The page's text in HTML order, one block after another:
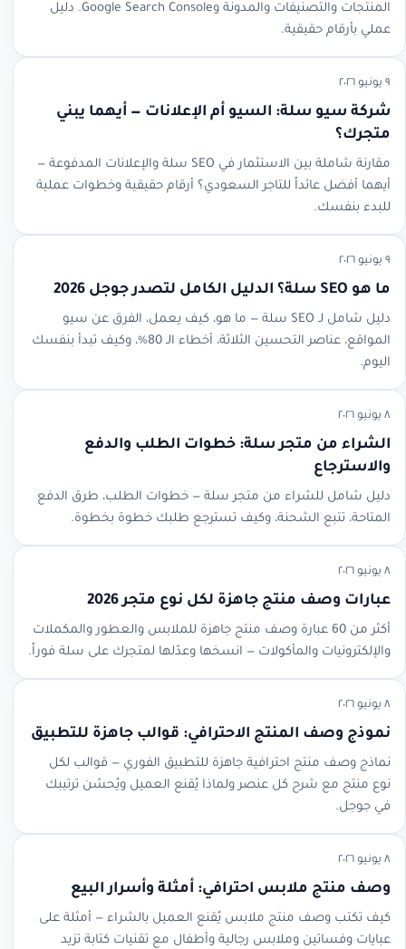
المنتجات والتصنيفات والمدونة وGoogle Search Console. دليل
عملي بأرقام حقيقية.
٩ يونيو ٢٠٢٦
شركة سيو سلة: السيو أم الإعلانات — أيهما يبني
متجرك؟
مقارنة شاملة بين الاستثمار في SEO سلة والإعلانات المدفوعة —
أيهما أفضل عائداً للتاجر السعودي؟ أرقام حقيقية وخطوات عملية
للبدء بنفسك.
٩ يونيو ٢٠٢٦
ما هو SEO سلة؟ الدليل الكامل لتصدر جوجل 2026
دليل شامل لـ SEO سلة — ما هو، كيف يعمل، الفرق عن سيو
المواقع، عناصر التحسين الثلاثة، أخطاء الـ 80%، وكيف تبدأ بنفسك
اليوم.
٨ يونيو ٢٠٢٦
الشراء من متجر سلة: خطوات الطلب والدفع
والاسترجاع
دليل شامل للشراء من متجر سلة — خطوات الطلب، طرق الدفع
المتاحة، تتبع الشحنة، وكيف تسترجع طلبك خطوة بخطوة.
٨ يونيو ٢٠٢٦
عبارات وصف منتج جاهزة لكل نوع متجر 2026
أكثر من 60 عبارة وصف منتج جاهزة للملابس والعطور والمكملات
والإلكترونيات والمأكولات — انسخها وعدّلها لمتجرك على سلة فوراً.
٨ يونيو ٢٠٢٦
نموذج وصف المنتج الاحترافي: قوالب جاهزة للتطبيق
نماذج وصف منتج احترافية جاهزة للتطبيق الفوري — قوالب لكل
نوع منتج مع شرح كل عنصر ولماذا يُقنع العميل ويُحسّن ترتيبك
في جوجل.
٨ يونيو ٢٠٢٦
وصف منتج ملابس احترافي: أمثلة وأسرار البيع
كيف تكتب وصف منتج ملابس يُقنع العميل بالشراء — أمثلة على
عبايات وفساتين وملابس رجالية وأطفال مع تقنيات كتابة تزيد